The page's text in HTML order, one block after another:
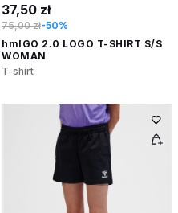
37,50 zł
75,00 zł-50%
hmlGO 2.0 LOGO T-SHIRT S/S
WOMAN
T-shirt